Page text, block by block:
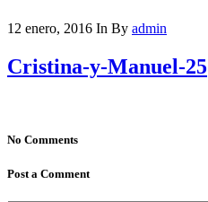
12 enero, 2016 In By admin
Cristina-y-Manuel-25
No Comments
Post a Comment